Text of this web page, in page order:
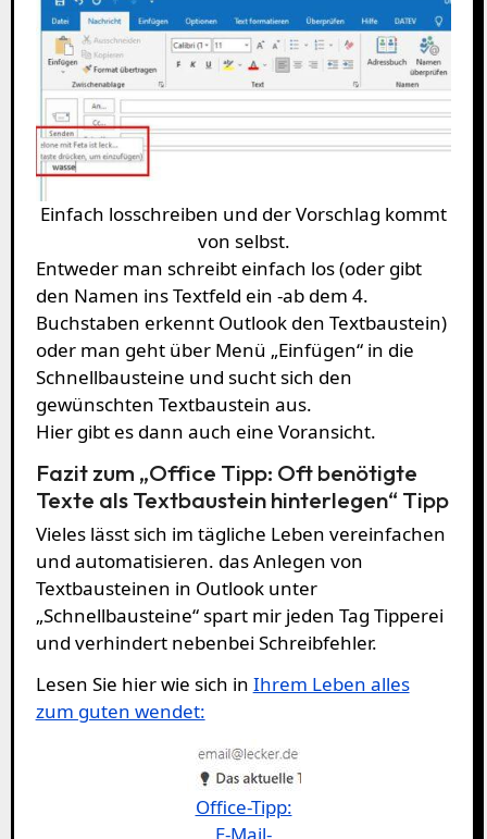
Einfach losschreiben und der Vorschlag kommt
von selbst.
Entweder man schreibt einfach los (oder gibt
den Namen ins Textfeld ein -ab dem 4.
Buchstaben erkennt Outlook den Textbaustein)
oder man geht über Menü „Einfügen“ in die
Schnellbausteine und sucht sich den
gewünschten Textbaustein aus.
Hier gibt es dann auch eine Voransicht.
Fazit zum „Office Tipp: Oft benötigte
Texte als Textbaustein hinterlegen“ Tipp
Vieles lässt sich im tägliche Leben vereinfachen
und automatisieren. das Anlegen von
Textbausteinen in Outlook unter
„Schnellbausteine“ spart mir jeden Tag Tipperei
und verhindert nebenbei Schreibfehler.
Lesen Sie hier wie sich in Ihrem Leben alles
zum guten wendet:
Office-Tipp: